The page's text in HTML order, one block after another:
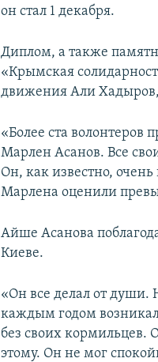
он стал 1 декабря.
Диплом, а также
«Крымская
движения Али
«Более ста волонтеров
Марлен Асанов. Все
Он, как известно,
Марлена оценили
Айше Асанова
Киеве.
«Он все делал от
каждым годом
без своих кормильцев.
этому. Он не мог